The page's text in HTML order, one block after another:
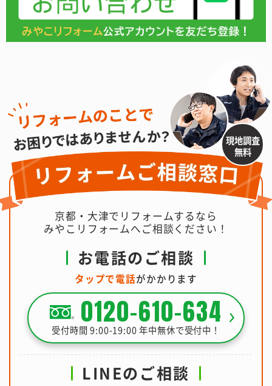
現地調査
無料
京都・大津でリフォームするなら
みやこリフォームへご相談ください！
お電話のご相談
タップで電話がかかります
0120-610-634
受付時間 9:00-19:00 年中無休で受付中！
LINEのご相談